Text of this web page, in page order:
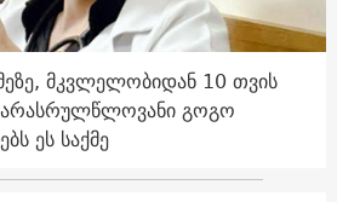
მკვლელობიდან 10 თვის
გოგო
ეს საქმე